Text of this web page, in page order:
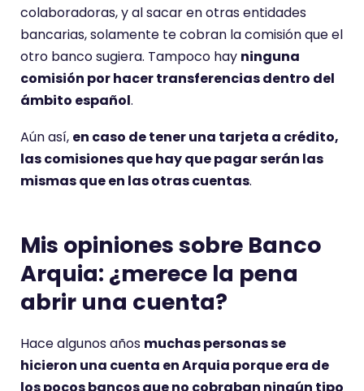
colaboradoras, y al sacar en otras entidades
bancarias, solamente te cobran la comisión que el
otro banco sugiera. Tampoco hay ninguna
comisión por hacer transferencias dentro del
ámbito español.
Aún así, en caso de tener una tarjeta a crédito,
las comisiones que hay que pagar serán las
mismas que en las otras cuentas.
Mis opiniones sobre Banco
Arquia: ¿merece la pena
abrir una cuenta?
Hace algunos años muchas personas se
hicieron una cuenta en Arquia porque era de